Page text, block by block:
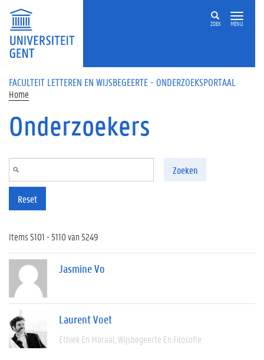
Overslaan en naar de inhoud gaan
ZOEK MENU
FACULTEIT LETTEREN EN WIJSBEGEERTE - ONDERZOEKSPORTAAL
Home
Onderzoekers
Zoeken
Reset
Items 5101 - 5110 van 5249
Jasmine Vo
Laurent Voet
Ethiek En Moraal Wijsbegeerte En Filosofie